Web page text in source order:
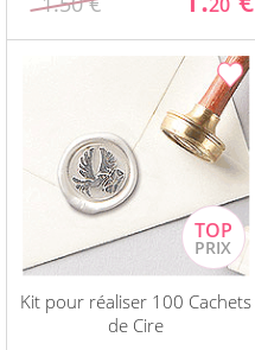
20
Kit pour réaliser 100 Cachets
de Cire